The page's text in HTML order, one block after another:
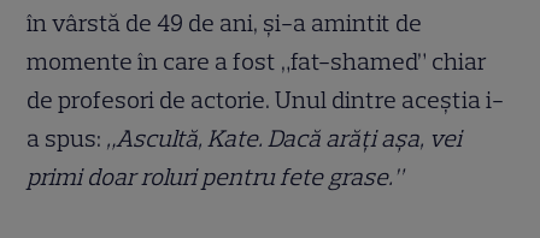
în vârstă de 49 de ani, și-a amintit de
momente în care a fost „fat-shamed” chiar
de profesori de actorie. Unul dintre aceștia i-
a spus: „Ascultă, Kate. Dacă arăți așa, vei
primi doar roluri pentru fete grase.”